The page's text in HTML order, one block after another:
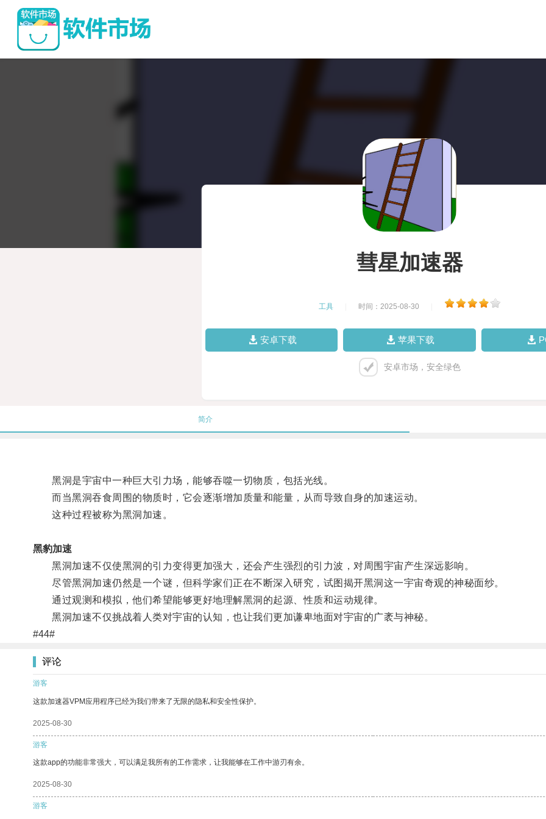
彗星加速器
工具 时间：2025-08-30
安卓下载 苹果下载
安卓市场，安全绿色
简介
黑洞是宇宙中一种巨大引力场，能够吞噬一切物质，包括光线。
而当黑洞吞食周围的物质时，它会逐渐增加质量和能量，从而导致自身的加速运动。
这种过程被称为黑洞加速。
黑豹加速
黑洞加速不仅使黑洞的引力变得更加强大，还会产生强烈的引力波，对周围宇宙产生深远影响。
尽管黑洞加速仍然是一个谜，但科学家们正在不断深入研究，试图揭开黑洞这一宇宙奇观的神秘面纱。
通过观测和模拟，他们希望能够更好地理解黑洞的起源、性质和运动规律。
黑洞加速不仅挑战着人类对宇宙的认知，也让我们更加谦卑地面对宇宙的广袤与神秘。
#44#
评论
游客
这款加速器VPM应用程序已经为我们带来了无限的隐私和安全性保护。
2025-08-30
游客
这款app的功能非常强大，可以满足我所有的工作需求，让我能够在工作中游刃有余。
2025-08-30
游客